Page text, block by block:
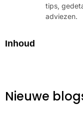
tips,
adviezen.
Inhoud
Nieuwe